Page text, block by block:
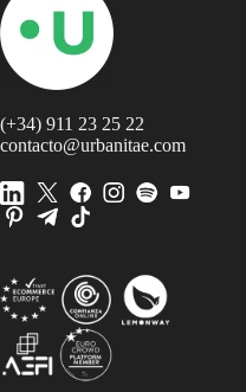
(+34) 911 23 25 22
contacto@urbanitae.com